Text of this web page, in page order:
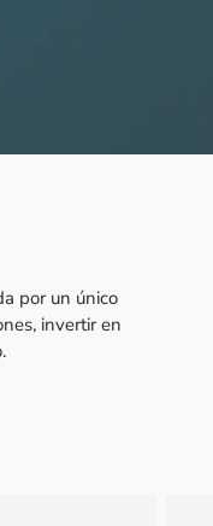
por un único
invertir en